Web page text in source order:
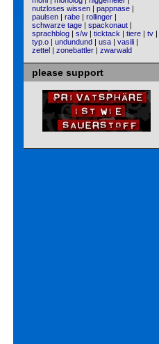
nutzloses wissen | pappnase |
paulsen | rabe | rollinger |
schwarze tage | spackonaut |
sprachblog | s/w | ticktack | tiere | tv |
typ.o | undundund | usa | vasili |
zettel | zonebattler | zwarwald
please support